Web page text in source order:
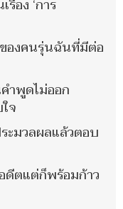
อง ‘การ
องคนรุ่นฉันที่มีต่อ
ำพูดไม่ออก
จ
ะมวลผลแล้วตอบ
ดีตแต่ก็พร้อมก้าว